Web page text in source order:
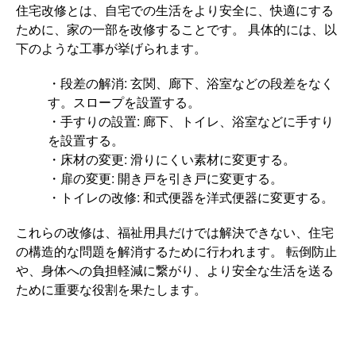
住宅改修とは、自宅での生活をより安全に、快適にする
ために、家の一部を改修することです。 具体的には、以
下のような工事が挙げられます。
・段差の解消: 玄関、廊下、浴室などの段差をなく
す。スロープを設置する。
・手すりの設置: 廊下、トイレ、浴室などに手すり
を設置する。
・床材の変更: 滑りにくい素材に変更する。
・扉の変更: 開き戸を引き戸に変更する。
・トイレの改修: 和式便器を洋式便器に変更する。
これらの改修は、福祉用具だけでは解決できない、住宅
の構造的な問題を解消するために行われます。 転倒防止
や、身体への負担軽減に繋がり、より安全な生活を送る
ために重要な役割を果たします。